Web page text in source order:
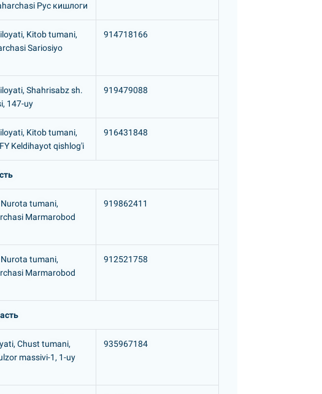
Рус кишлоги
Kitob tumani,
Sariosiyo
914718166
Shahrisabz sh.
147-uy
919479088
Kitob tumani,
Keldihayot qishlog'i
916431848
tumani,
Marmarobod
919862411
tumani,
Marmarobod
912521758
Chust tumani,
massivi-1, 1-uy
935967184